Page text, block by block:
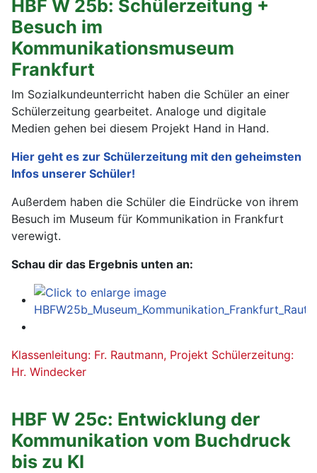
HBF W 25b: Schülerzeitung +
Besuch im
Kommunikationsmuseum
Frankfurt
Im Sozialkundeunterricht haben die Schüler an einer
Schülerzeitung gearbeitet. Analoge und digitale
Medien gehen bei diesem Projekt Hand in Hand.
Hier geht es zur Schülerzeitung mit den geheimsten
Infos unserer Schüler!
Außerdem haben die Schüler die Eindrücke von ihrem
Besuch im Museum für Kommunikation in Frankfurt
verewigt.
Schau dir das Ergebnis unten an:
Klassenleitung: Fr. Rautmann, Projekt Schülerzeitung:
Hr. Windecker
HBF W 25c: Entwicklung der
Kommunikation vom Buchdruck
bis zu KI